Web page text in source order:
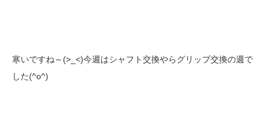
寒いですね～(>_<)今週はシャフト交換やらグリップ交換の週で
した(^o^)